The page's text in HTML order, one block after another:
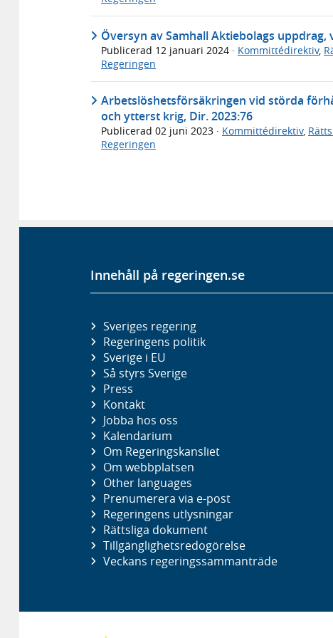
Översyn av Samhall Aktiebolags
Publicerad 12 januari 2024 · Kommittédirektiv,
Regeringen
Arbetslöshetsförsäkringen vid störda
och ytterst krig, Dir. 2023:76
Publicerad 02 juni 2023 · Kommittédirektiv,
Regeringen
Innehåll på regeringen.se
Sveriges regering
Regeringens politik
Sverige i EU
Så styrs Sverige
Press
Kontakt
Jobba hos oss
Kalendarium
Om Regeringskansliet
Om webbplatsen
Other languages
Prenumerera via e-post
Regeringens utlysningar
Rättsliga dokument
Tillgänglighetsredogörelse
Veckans regeringssammanträde